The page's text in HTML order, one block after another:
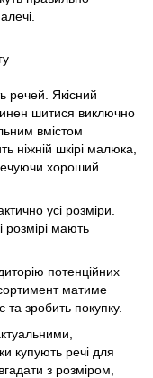
речей. Якісний
шитися виключно
вмістом
ніжній шкірі малюка,
хороший
усі розміри.
розмірі мають
потенційних
матиме
та зробить покупку.
купують речі для
з розміром,